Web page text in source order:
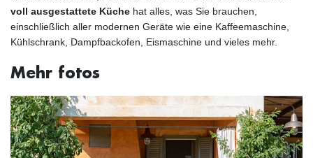
voll ausgestattete Küche hat alles, was Sie brauchen,
einschließlich aller modernen Geräte wie eine Kaffeemaschine,
Kühlschrank, Dampfbackofen, Eismaschine und vieles mehr.
Mehr fotos